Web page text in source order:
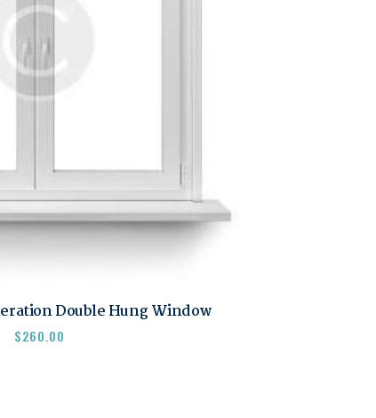
Double Hung Window
$260.00